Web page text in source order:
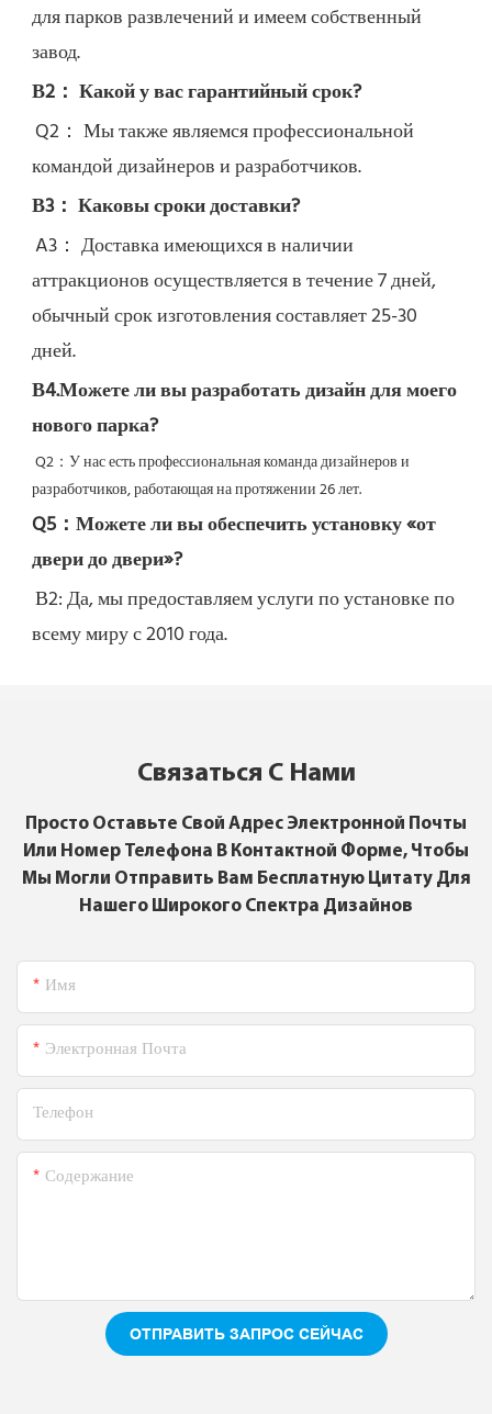
для парков развлечений и имеем собственный
завод.
В2： Какой у вас гарантийный срок?
Q2： Мы также являемся профессиональной
командой дизайнеров и разработчиков.
В3： Каковы сроки доставки?
A3： Доставка имеющихся в наличии
аттракционов осуществляется в течение 7 дней,
обычный срок изготовления составляет 25-30
дней.
В4.Можете ли вы разработать дизайн для моего
нового парка?
Q2： У нас есть профессиональная команда дизайнеров и
разработчиков, работающая на протяжении 26 лет.
Q5： Можете ли вы обеспечить установку «от
двери до двери»?
В2: Да, мы предоставляем услуги по установке по
всему миру с 2010 года.
Связаться С Нами
Просто Оставьте Свой Адрес Электронной Почты
Или Номер Телефона В Контактной Форме, Чтобы
Мы Могли Отправить Вам Бесплатную Цитату Для
Нашего Широкого Спектра Дизайнов
Имя
Электронная Почта
Телефон
Содержание
ОТПРАВИТЬ ЗАПРОС СЕЙЧАС